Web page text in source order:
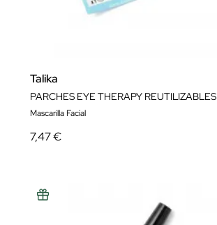
Talika
PARCHES EYE THERAPY REUTILIZABLES
Mascarilla Facial
7,47 €